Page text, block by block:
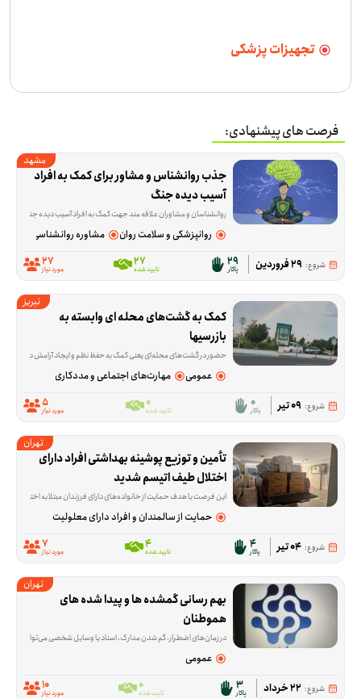
تجهیزات پزشکی
فرصت های پیشنهادی:
مشهد
جذب روانشناس و مشاور برای کمک به افراد
آسیب دیده جنگ
روانشناسان و مشاوران علاقه مند جهت کمک به افراد آسیب دیده جنگ می
روانپزشکی و سلامت روان مشاوره روانشناسی
شروع: 29 فروردین 29
پاکار 27
تایید شده 27
مورد نیاز
تبریز
بازرسیها
حضور در گشت‌های محله‌ای یعنی کمک به حفظ نظم و ایجاد آرامش در فضاهای عمومی محله. این فرصت برای افرادی تعریف شده که می‌خواهند در یک فعالیت مشخص و میدانی، بخشی
عمومی مهارت‌های اجتماعی و مددکاری
شروع: 09 تیر 0پاکار 0
تایید شده 5
مورد نیاز
تهران
اختلال طیف اتیسم شدید
این فرصت با هدف حمایت از خانواده‌های دارای فرزندان مبتلا به اختلال طیف اتیسم شدید و تأمین بخشی از هزینه‌های
حمایت از سالمندان و افراد دارای معلولیت
شروع: 04 تیر 4
پاکار 4
تایید شده 7
مورد نیاز
تهران
هموطنان
در زمان‌های اضطرار، گم شدن مدارک، اسناد یا وسایل شخصی می‌تواند نگرانی و سردرگمی زیادی ایجاد کند. این فرصت داوطلبانه برای کمک به هم‌وطنانی شکل
عمومی
شروع: 22 خرداد 3
پاکار 0
تایید شده 10
مورد نیاز